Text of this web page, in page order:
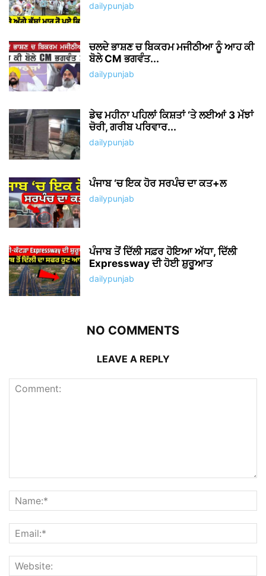
dailypunjab
ਚਲਦੇ ਭਾਸ਼ਣ ਚ ਬਿਕਰਮ ਮਜੀਠੀਆ ਨੂੰ ਆਹ ਕੀ
ਬੋਲੇ CM ਭਗਵੰਤ...
dailypunjab
ਡੇਢ ਮਹੀਨਾ ਪਹਿਲਾਂ ਕਿਸ਼ਤਾਂ ‘ਤੇ ਲਈਆਂ 3 ਮੱਝਾਂ
ਚੋਰੀ, ਗਰੀਬ ਪਰਿਵਾਰ...
dailypunjab
ਪੰਜਾਬ ‘ਚ ਇਕ ਹੋਰ ਸਰਪੰਚ ਦਾ ਕਤ+ਲ
dailypunjab
ਪੰਜਾਬ ਤੋਂ ਦਿੱਲੀ ਸਫ਼ਰ ਹੋਇਆ ਅੱਧਾ, ਦਿੱਲੀ
Expressway ਦੀ ਹੋਈ ਸ਼ੁਰੂਆਤ
dailypunjab
NO COMMENTS
LEAVE A REPLY